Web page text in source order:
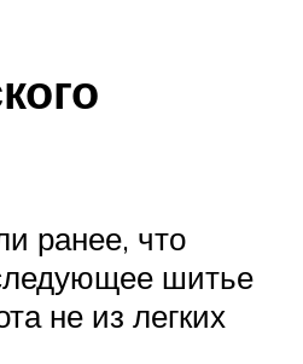
ранее, что
шитье
не из легких